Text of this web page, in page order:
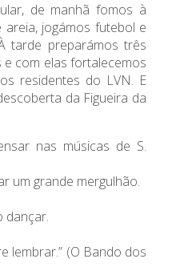
de manhã fomos à
areia, jogámos futebol e
tarde preparámos três
com elas fortalecemos
residentes do LVN. E
da Figueira da
nas músicas de S.
um grande mergulhão.
dançar.
lembrar.” (O Bando dos